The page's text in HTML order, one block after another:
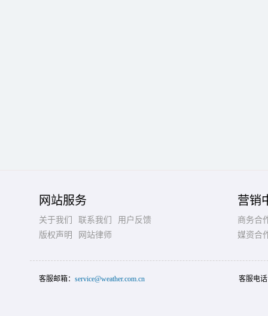
网站服务
关于我们 联系我们
用户反馈
版权声明
网站律师
营销
商务合
媒资合
客服邮箱： service@weather.com.cn 客服电